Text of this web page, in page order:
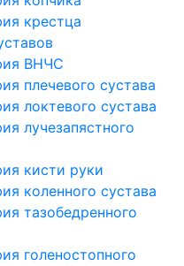
крестца
ВНЧС
плечевого сустава
локтевого сустава
лучезапястного
кисти руки
коленного сустава
тазобедренного
голеностопного